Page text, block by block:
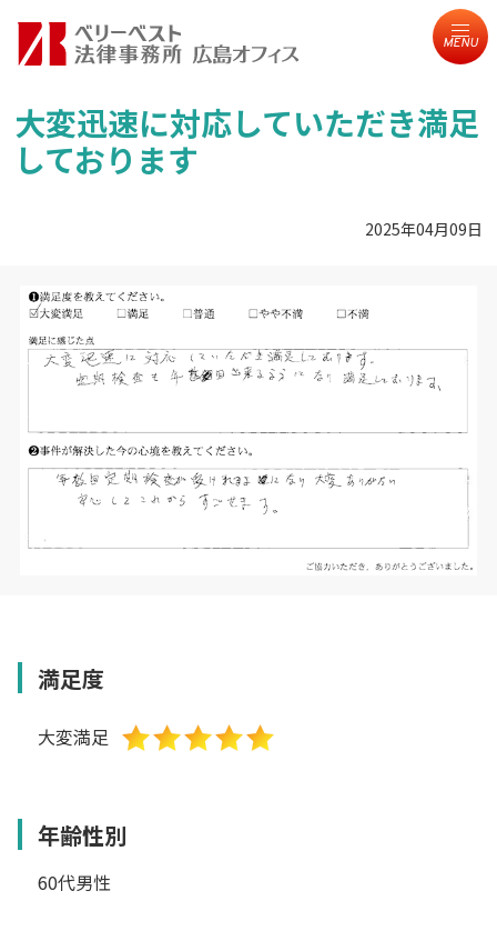
MENU
大変迅速に対応していただき満足
しております
2025年04月09日
満足度
大変満足
年齢性別
60代男性